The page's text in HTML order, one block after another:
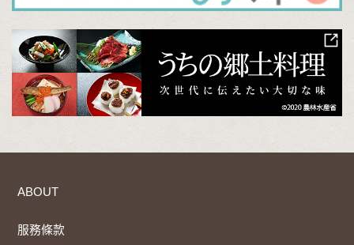
ABOUT
服務條款